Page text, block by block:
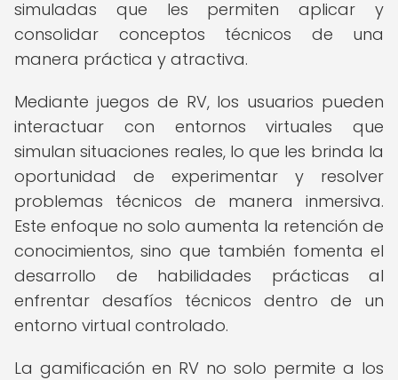
simuladas que les permiten aplicar y
consolidar conceptos técnicos de una
manera práctica y atractiva.
Mediante juegos de RV, los usuarios pueden
interactuar con entornos virtuales que
simulan situaciones reales, lo que les brinda la
oportunidad de experimentar y resolver
problemas técnicos de manera inmersiva.
Este enfoque no solo aumenta la retención de
conocimientos, sino que también fomenta el
desarrollo de habilidades prácticas al
enfrentar desafíos técnicos dentro de un
entorno virtual controlado.
La gamificación en RV no solo permite a los